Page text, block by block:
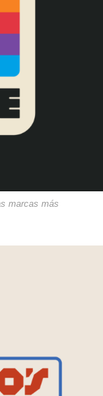
marcas más